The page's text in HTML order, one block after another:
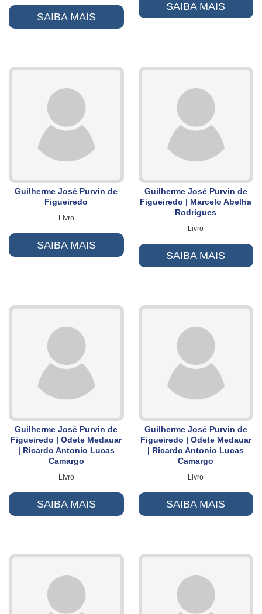
SAIBA MAIS
SAIBA MAIS
Guilherme José Purvin de
Figueiredo
Livro
SAIBA MAIS
Guilherme José Purvin de
Figueiredo | Marcelo Abelha
Rodrigues
Livro
SAIBA MAIS
Guilherme José Purvin de
Figueiredo | Odete Medauar
| Ricardo Antonio Lucas
Camargo
Livro
SAIBA MAIS
Guilherme José Purvin de
Figueiredo | Odete Medauar
| Ricardo Antonio Lucas
Camargo
Livro
SAIBA MAIS